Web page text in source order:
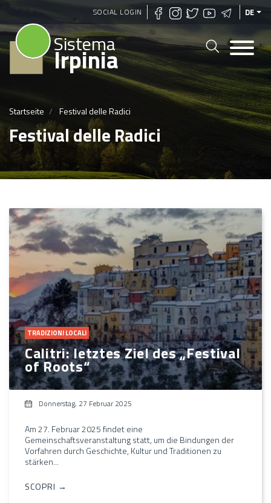
Direkt
zum
Inhalt
SOCIAL LOGIN DE
Sistema
Irpinia
Startseite Festival delle Radici
Festival delle Radici
TRADIZIONI LOCALI
Calitri: letztes Ziel des „Festival
of Roots“
Donnerstag, 27 Februar 2025
Am 27. Februar 2025 findet eine
Gemeinschaftsveranstaltung statt, um die Bindungen der
Vorfahren durch Geschichte, Kultur und Traditionen zu
stärken...
SCOPRI →